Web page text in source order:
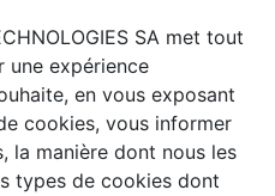
SA met tout
expérience
en vous exposant
cookies, vous informer
la manière dont nous les
types de cookies dont